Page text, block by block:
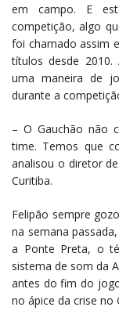
em campo. E
competição, algo
foi chamado assim
títulos desde
uma maneira de
durante a
– O Gauchão não
time. Temos que
analisou o diretor
Curitiba.
Felipão sempre
na semana
a Ponte Preta, o
sistema de som da
antes do fim do
no ápice da crise no